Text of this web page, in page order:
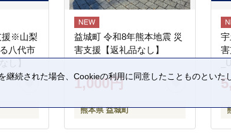
援※山梨
八代市
し】
益城町 令和8年熊本地震 災
害支援【返礼品なし】
1,000円
熊本県 益城町
害
続された場合、Cookieの利用に同意したことものといた